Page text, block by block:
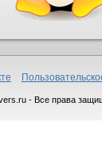
- Все права